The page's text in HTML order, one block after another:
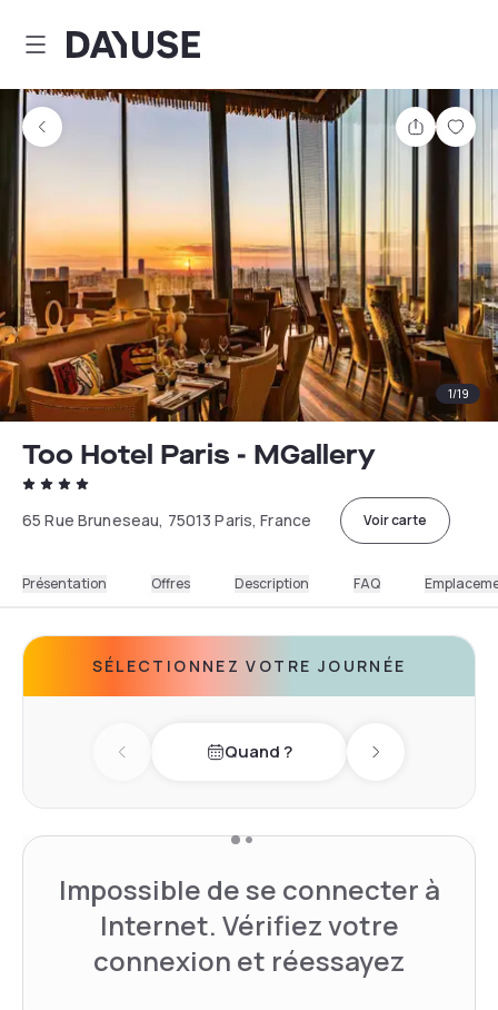
Dayuse
Partager
1/19
Too Hotel Paris - MGallery
65 Rue Bruneseau, 75013 Paris, France Voir carte
Présentation Offres Description FAQ
SÉLECTIONNEZ VOTRE JOURNÉE
Previous dayQuand ? Next day
Impossible de se connecter à
Internet. Vérifiez votre
connexion et réessayez